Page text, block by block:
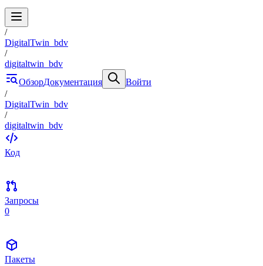
/
DigitalTwin_bdv
/
digitaltwin_bdv
ОбзорДокументация
Войти
/
DigitalTwin_bdv
/
digitaltwin_bdv
Код
Запросы
0
Пакеты